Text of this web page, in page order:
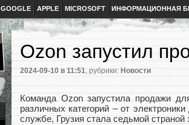
GOOGLE APPLE MICROSOFT ИНФОРМАЦИОННАЯ
Ozon запустил
2024-09-10 в 11:51, рубрики: Новости
Команда Ozon запустила продажи
различных категорий – от
службе, Грузия стала седьмой страной